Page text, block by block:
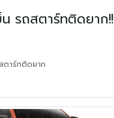
น รถสตาร์ทติดยาก!!
ตาร์ทติดยาก